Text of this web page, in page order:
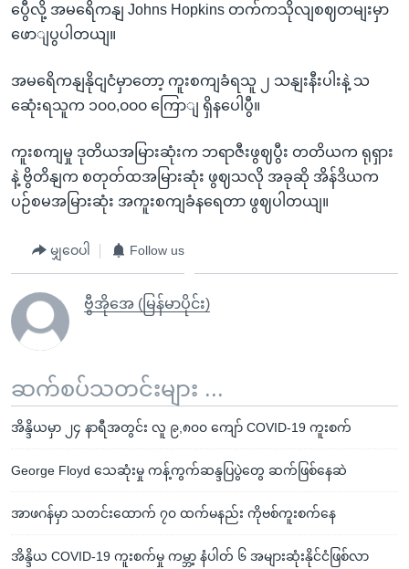
d
e
ပွေီလို့ အမရေိကနျ Johns Hopkins တက်ကသိုလျစဈတမျးမှာ
ဖောျပွပါတယျ။
အမရေိကနျနိုငျငံမှာတော့ ကူးစကျခံရသူ ၂ သနျးနီးပါးနဲ့ သ
ဆေုံးရသူက ၁၀၀,၀၀၀ ကြောျ ရှိနပေါပွီ။
ကူးစကျမှု ဒုတိယအမြားဆုံးက ဘရာဇီးဖွဈပွီး တတိယက ရုရှား
နဲ့ ဗွိတိနျက စတုတ်ထအမြားဆုံး ဖွဈသလို အခုဆို အိန်ဒိယက
ပဉ်စမအမြားဆုံး အကူးစကျခံနရေတာ ဖွဈပါတယျ။
မျှဝေပါ Follow us
ဗွီအိုအေ (မြန်မာပိုင်း)
ဆက်စပ်သတင်းများ ...
အိန္ဒိယမှာ ၂၄ နာရီအတွင်း လူ ၉,၈၀၀ ကျော် COVID-19 ကူးစက်
George Floyd သေဆုံးမှု ကန့်ကွက်ဆန္ဒပြပွဲတွေ ဆက်ဖြစ်နေဆဲ
အာဖဂန်မှာ သတင်းထောက် ၇၀ ထက်မနည်း ကိုဗစ်ကူးစက်နေ
အိန္ဒိယ COVID-19 ကူးစက်မှု ကမ္ဘာ့ နံပါတ် ၆ အများဆုံးနိုင်ငံဖြစ်လာ